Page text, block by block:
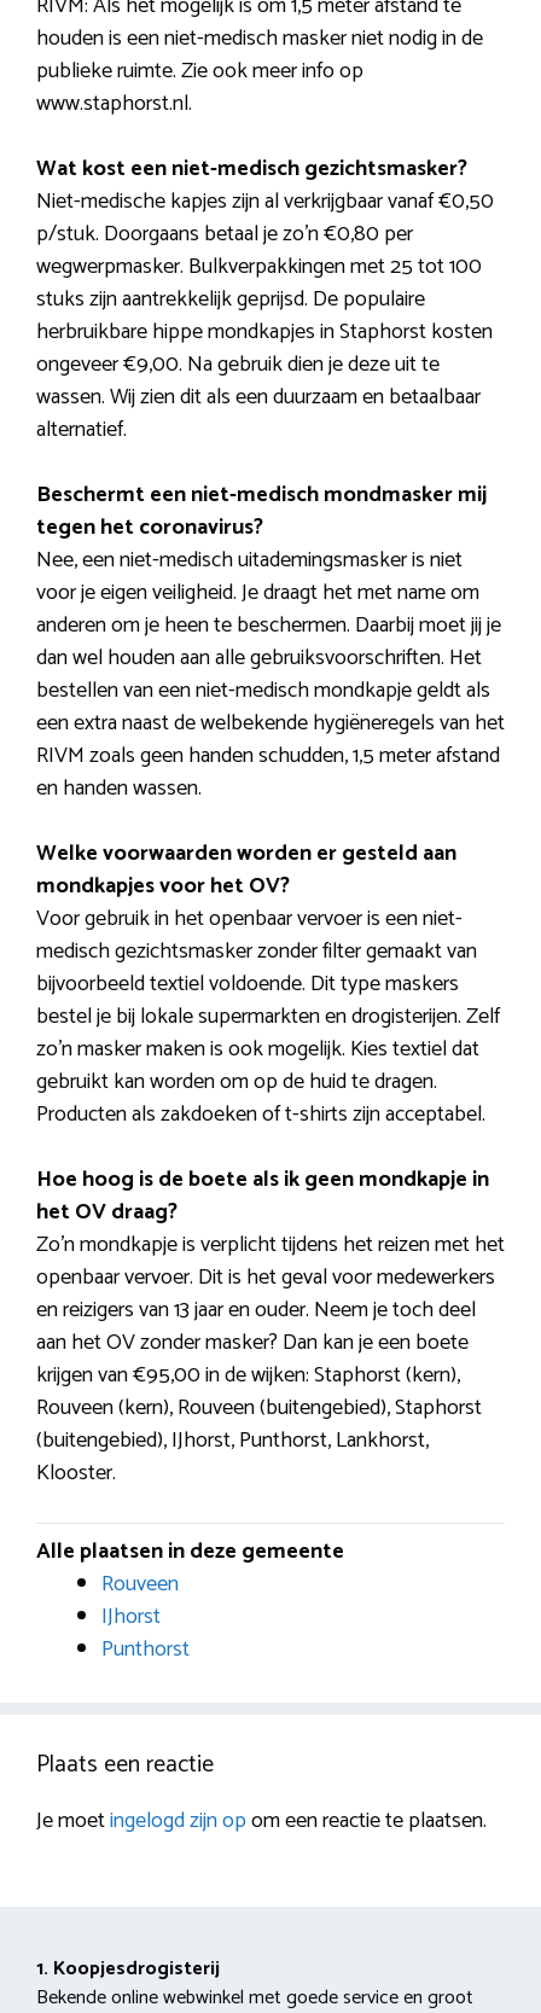
houden is een niet-medisch masker niet nodig in de
publieke ruimte. Zie ook meer info op
www.staphorst.nl.
Wat kost een niet-medisch gezichtsmasker?
Niet-medische kapjes zijn al verkrijgbaar vanaf €0,50
p/stuk. Doorgaans betaal je zo’n €0,80 per
wegwerpmasker. Bulkverpakkingen met 25 tot 100
stuks zijn aantrekkelijk geprijsd. De populaire
herbruikbare hippe mondkapjes in Staphorst kosten
ongeveer €9,00. Na gebruik dien je deze uit te
wassen. Wij zien dit als een duurzaam en betaalbaar
alternatief.
Beschermt een niet-medisch mondmasker mij
tegen het coronavirus?
Nee, een niet-medisch uitademingsmasker is niet
voor je eigen veiligheid. Je draagt het met name om
anderen om je heen te beschermen. Daarbij moet jij je
dan wel houden aan alle gebruiksvoorschriften. Het
bestellen van een niet-medisch mondkapje geldt als
een extra naast de welbekende hygiëneregels van het
RIVM zoals geen handen schudden, 1,5 meter afstand
en handen wassen.
Welke voorwaarden worden er gesteld aan
mondkapjes voor het OV?
Voor gebruik in het openbaar vervoer is een niet-
medisch gezichtsmasker zonder filter gemaakt van
bijvoorbeeld textiel voldoende. Dit type maskers
bestel je bij lokale supermarkten en drogisterijen. Zelf
zo’n masker maken is ook mogelijk. Kies textiel dat
gebruikt kan worden om op de huid te dragen.
Producten als zakdoeken of t-shirts zijn acceptabel.
Hoe hoog is de boete als ik geen mondkapje in
het OV draag?
Zo’n mondkapje is verplicht tijdens het reizen met het
openbaar vervoer. Dit is het geval voor medewerkers
en reizigers van 13 jaar en ouder. Neem je toch deel
aan het OV zonder masker? Dan kan je een boete
krijgen van €95,00 in de wijken: Staphorst (kern),
Rouveen (kern), Rouveen (buitengebied), Staphorst
(buitengebied), IJhorst, Punthorst, Lankhorst,
Klooster.
Alle plaatsen in deze gemeente
Rouveen
IJhorst
Punthorst
Plaats een reactie
Je moetingelogd zijn opom een reactie te plaatsen.
1. Koopjesdrogisterij
Bekende online webwinkel met goede service en groot